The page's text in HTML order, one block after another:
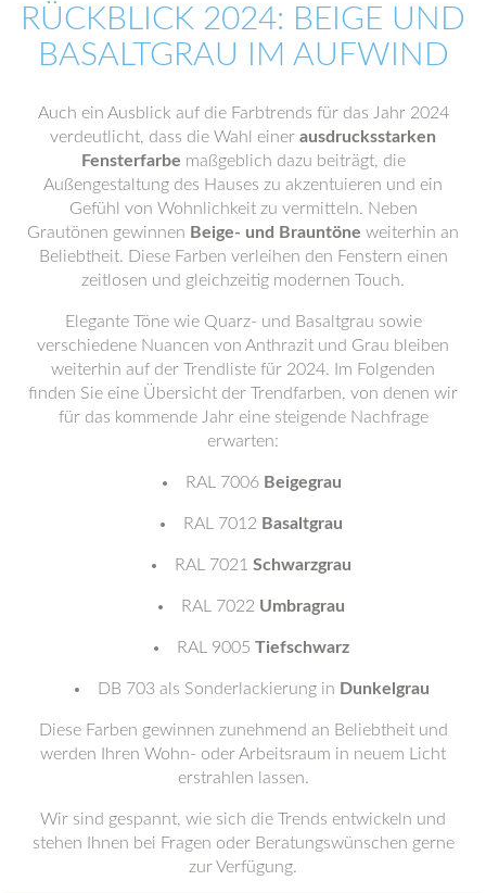
RÜCKBLICK 2024: BEIGE UND
BASALTGRAU IM AUFWIND
Auch ein Ausblick auf die Farbtrends für das Jahr 2024
verdeutlicht, dass die Wahl einer ausdrucksstarken
Fensterfarbe maßgeblich dazu beiträgt, die
Außengestaltung des Hauses zu akzentuieren und ein
Gefühl von Wohnlichkeit zu vermitteln. Neben
Grautönen gewinnen Beige- und Brauntöne weiterhin an
Beliebtheit. Diese Farben verleihen den Fenstern einen
zeitlosen und gleichzeitig modernen Touch.
Elegante Töne wie Quarz- und Basaltgrau sowie
verschiedene Nuancen von Anthrazit und Grau bleiben
weiterhin auf der Trendliste für 2024. Im Folgenden
finden Sie eine Übersicht der Trendfarben, von denen wir
für das kommende Jahr eine steigende Nachfrage
erwarten:
RAL 7006 Beigegrau
RAL 7012 Basaltgrau
RAL 7021 Schwarzgrau
RAL 7022 Umbragrau
RAL 9005 Tiefschwarz
DB 703 als Sonderlackierung in Dunkelgrau
Diese Farben gewinnen zunehmend an Beliebtheit und
werden Ihren Wohn- oder Arbeitsraum in neuem Licht
erstrahlen lassen.
Wir sind gespannt, wie sich die Trends entwickeln und
stehen Ihnen bei Fragen oder Beratungswünschen gerne
zur Verfügung.